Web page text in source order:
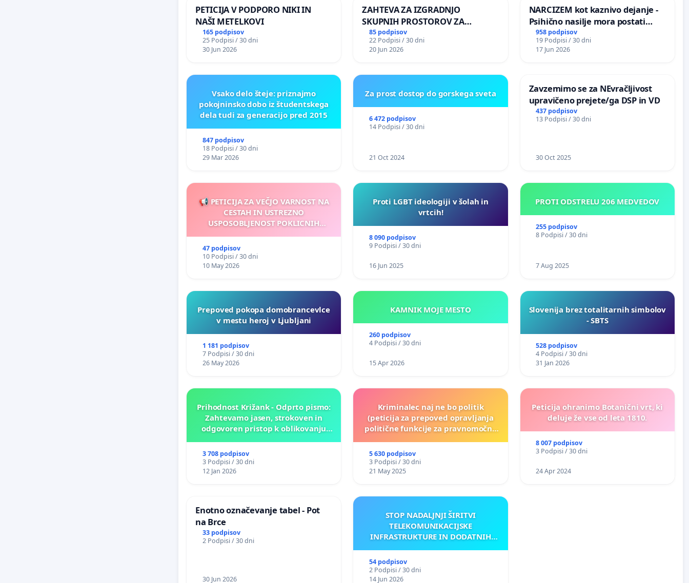
PETICIJA V PODPORO NIKI IN
NAŠI METELKOVI
165 podpisov
25 Podpisi / 30 dni
30 Jun 2026
ZAHTEVA ZA IZGRADNJO
SKUPNIH PROSTOROV ZA
PREBIVALCE KRAJEVNE
SKUPNOSTI PRESTRANEK
85 podpisov
22 Podpisi / 30 dni
20 Jun 2026
NARCIZEM kot kaznivo dejanje -
Psihično nasilje mora postati
enako prepoznano kot fizično
nasilje
958 podpisov
19 Podpisi / 30 dni
17 Jun 2026
Vsako delo šteje: priznajmo
pokojninsko dobo iz študentskega
dela tudi za generacijo pred 2015
847 podpisov
18 Podpisi / 30 dni
29 Mar 2026
Za prost dostop do gorskega sveta
6 472 podpisov
14 Podpisi / 30 dni
21 Oct 2024
Zavzemimo se za NEvračljivost
upravičeno prejete/ga DSP in VD
437 podpisov
13 Podpisi / 30 dni
30 Oct 2025
📢 PETICIJA ZA VEČJO VARNOST NA
CESTAH IN USTREZNO
USPOSOBLJENOST POKLICNIH
47 podpisov
10 Podpisi / 30 dni
10 May 2026
Proti LGBT ideologiji v šolah in
vrtcih!
8 090 podpisov
9 Podpisi / 30 dni
16 Jun 2025
PROTI ODSTRELU 206 MEDVEDOV
255 podpisov
8 Podpisi / 30 dni
7 Aug 2025
Prepoved pokopa domobrancevlce
v mestu heroj v Ljubljani
1 181 podpisov
7 Podpisi / 30 dni
26 May 2026
KAMNIK MOJE MESTO
260 podpisov
4 Podpisi / 30 dni
15 Apr 2026
Slovenija brez totalitarnih simbolov
- SBTS
528 podpisov
4 Podpisi / 30 dni
31 Jan 2026
Prihodnost Križank - Odprto pismo:
Zahtevamo jasen, strokoven in
odgovoren pristop k oblikovanju
3 708 podpisov
3 Podpisi / 30 dni
12 Jan 2026
Kriminalec naj ne bo politik
(peticija za prepoved opravljanja
politične funkcije za pravnomočno
5 630 podpisov
3 Podpisi / 30 dni
21 May 2025
Peticija ohranimo Botanični vrt, ki
deluje že vse od leta 1810.
8 007 podpisov
3 Podpisi / 30 dni
24 Apr 2024
Enotno označevanje tabel - Pot
na Brce
33 podpisov
2 Podpisi / 30 dni
30 Jun 2026
STOP NADALJNJI ŠIRITVI
TELEKOMUNIKACIJSKE
INFRASTRUKTURE IN DODATNIH
54 podpisov
2 Podpisi / 30 dni
14 Jun 2026